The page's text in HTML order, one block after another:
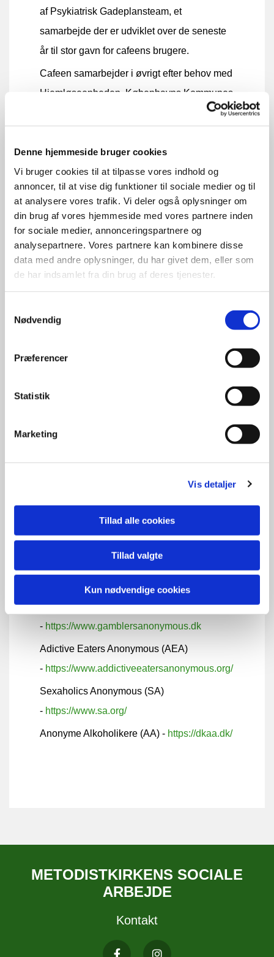
Denne hjemmeside bruger cookies
Vi bruger cookies til at tilpasse vores indhold og
annoncer, til at vise dig funktioner til sociale medier og til
at analysere vores trafik. Vi deler også oplysninger om
din brug af vores hjemmeside med vores partnere inden
for sociale medier, annonceringspartnere og
analysepartnere. Vores partnere kan kombinere disse
data med andre oplysninger, du har givet dem, eller som
de har indsamlet fra din brug af deres tjenester.
Nødvendig
Præferencer
Statistik
Marketing
Vis detaljer
Tillad alle cookies
Tillad valgte
Kun nødvendige cookies
af Psykiatrisk Gadeplansteam, et
samarbejde der er udviklet over de seneste
år til stor gavn for cafeens brugere.
Cafeen samarbejder i øvrigt efter behov med
Hjemløseenheden, Københavns Kommunes
funktion i at række ud til borgere, som ofte
befinder sig på grænsen til eller umiddelbart
uden for kommunens egen rækkevidde.
Medlemskab af ISOBRO
MSA er desuden medlem af ISOBRO
(Indsamlende Organisationers
Brancheorganisation) og følger
retningslinjer for medlemmer af ISOBRO skal
MSA og Jerusalemskirken lægger lokaler til
forskellige Anonymous afdelinger - læs mere
Gamblers Anonymous (GA)
- https://www.gamblersanonymous.dk
Adictive Eaters Anonymous (AEA)
- https://www.addictiveeatersanonymous.org/
Sexaholics Anonymous (SA)
- https://www.sa.org/
Anonyme Alkoholikere (AA) - https://dkaa.dk/
METODISTKIRKENS SOCIALE
ARBEJDE
Kontakt